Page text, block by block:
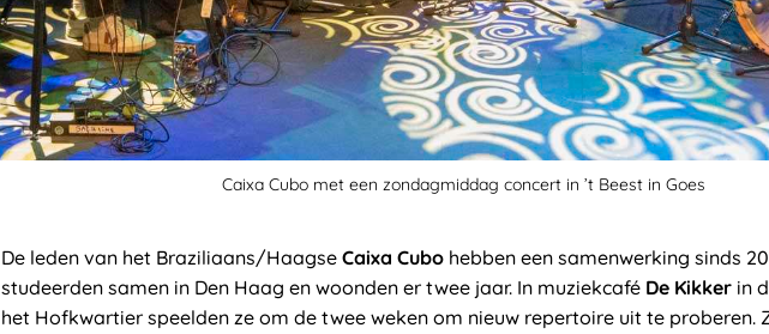
Caixa Cubo met een zondagmiddag concert in ’t Beest in Goes
De leden van het Braziliaans/Haagse Caixa Cubo hebben een samenwerking sinds
studeerden samen in Den Haag en woonden er twee jaar. In muziekcafé De Kikker in
het Hofkwartier speelden ze om de twee weken om nieuw repertoire uit te proberen.